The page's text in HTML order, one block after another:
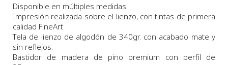
Disponible en múltiples medidas.
Impresión realizada sobre el lienzo, con tintas de primera
calidad FineArt
Tela de lienzo de algodón de 340gr. con acabado mate y
sin reflejos.
Bastidor de madera de pino premium con perfil de